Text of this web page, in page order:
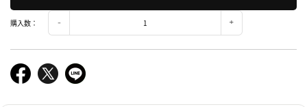
購入数：